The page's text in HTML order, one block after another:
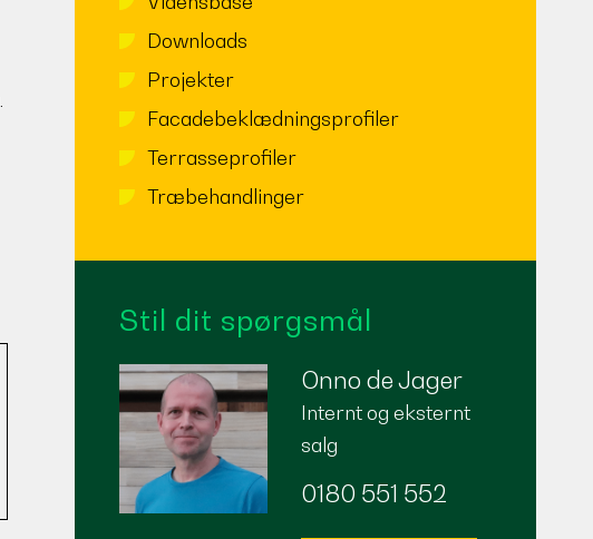
Downloads
Projekter
Facadebeklædningsprofiler
Terrasseprofiler
Træbehandlinger
Stil dit spørgsmål
Onno de Jager
Internt og eksternt
salg
0180 551 552